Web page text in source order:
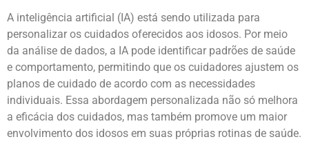
A inteligência artificial (IA) está sendo utilizada para
personalizar os cuidados oferecidos aos idosos. Por meio
da análise de dados, a IA pode identificar padrões de saúde
e comportamento, permitindo que os cuidadores ajustem os
planos de cuidado de acordo com as necessidades
individuais. Essa abordagem personalizada não só melhora
a eficácia dos cuidados, mas também promove um maior
envolvimento dos idosos em suas próprias rotinas de saúde.